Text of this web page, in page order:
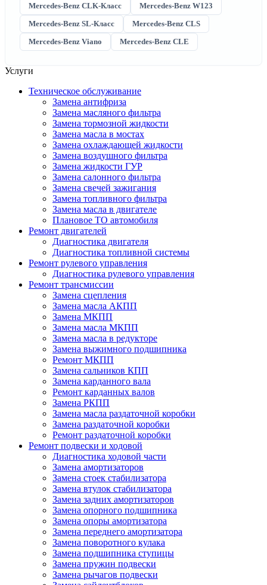
Mercedes-Benz CLK-Класс
Mercedes-Benz W123
Mercedes-Benz SL-Класс
Mercedes-Benz CLS
Mercedes-Benz Viano
Mercedes-Benz CLE
Услуги
Техническое обслуживание
Замена антифриза
Замена масляного фильтра
Замена тормозной жидкости
Замена масла в мостах
Замена охлаждающей жидкости
Замена воздушного фильтра
Замена жидкости ГУР
Замена салонного фильтра
Замена свечей зажигания
Замена топливного фильтра
Замена масла в двигателе
Плановое ТО автомобиля
Ремонт двигателей
Диагностика двигателя
Диагностика топливной системы
Ремонт рулевого управления
Диагностика рулевого управления
Ремонт трансмиссии
Замена сцепления
Замена масла АКПП
Замена МКПП
Замена масла МКПП
Замена масла в редукторе
Замена выжимного подшипника
Ремонт МКПП
Замена сальников КПП
Замена карданного вала
Ремонт карданных валов
Замена РКПП
Замена масла раздаточной коробки
Замена раздаточной коробки
Ремонт раздаточной коробки
Ремонт подвески и ходовой
Диагностика ходовой части
Замена амортизаторов
Замена стоек стабилизатора
Замена втулок стабилизатора
Замена задних амортизаторов
Замена опорного подшипника
Замена опоры амортизатора
Замена переднего амортизатора
Замена поворотного кулака
Замена подшипника ступицы
Замена пружин подвески
Замена рычагов подвески